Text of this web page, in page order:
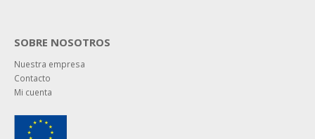
SOBRE NOSOTROS
Nuestra empresa
Contacto
Mi cuenta